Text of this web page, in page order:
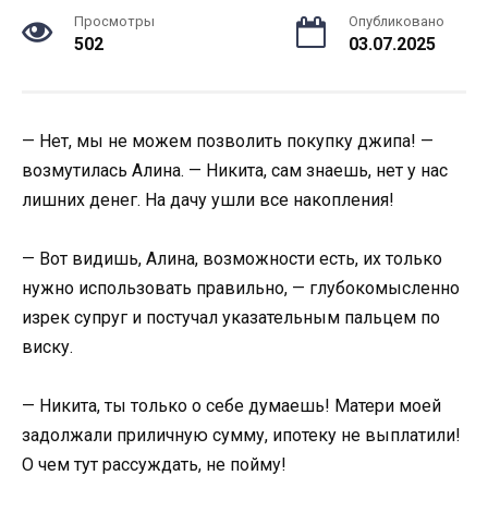
Просмотры
502
Опубликовано
03.07.2025
— Нет, мы не можем позволить покупку джипа! —
возмутилась Алина. — Никита, сам знаешь, нет у нас
лишних денег. На дачу ушли все накопления!
— Вот видишь, Алина, возможности есть, их только
нужно использовать правильно, — глубокомысленно
изрек супруг и постучал указательным пальцем по
виску.
— Никита, ты только о себе думаешь! Матери моей
задолжали приличную сумму, ипотеку не выплатили!
О чем тут рассуждать, не пойму!